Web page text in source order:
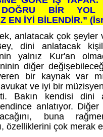
BİR YOL
EN İYİ BİLENDİR.”
anlatacak çok şeyler
dini anlatacak
yalnız Kur'an
diğer
bir kaynak var
ve iyi bir
Bakın kendisi dini
anlatıyor. Diğer
buna
özelliklerini çok merak